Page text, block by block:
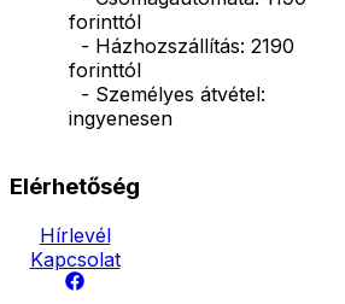
forinttól
- Házhozszállítás: 2190
forinttól
- Személyes átvétel:
ingyenesen
Elérhetőség
Hírlevél
Kapcsolat